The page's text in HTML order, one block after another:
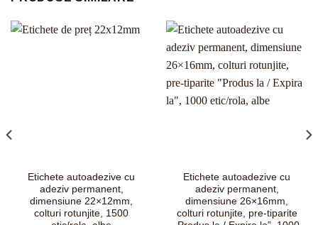
Etichete autoadezive cu
adeziv permanent,
dimensiune 22×12mm,
colturi rotunjite, 1500
Etichete autoadezive cu
adeziv permanent,
dimensiune 26×16mm,
colturi rotunjite, pre-tiparite